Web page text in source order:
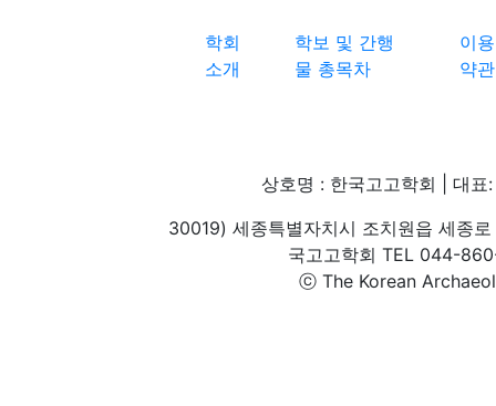
학회
소개
학보 및 간행
물 총목차
이용
약관
상호명 : 한국고고학회 | 대
30019) 세종특별자치시 조치원읍 세종
국고고학회 TEL 044-
ⓒ The Korean